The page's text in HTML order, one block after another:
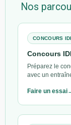
Nos
CONCOURS
Concours
Préparez le
avec un
Faire un essai